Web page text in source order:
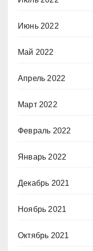
Июнь 2022
Май 2022
Апрель 2022
Март 2022
Февраль 2022
Январь 2022
Декабрь 2021
Ноябрь 2021
Октябрь 2021